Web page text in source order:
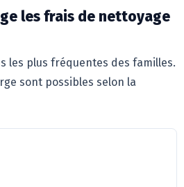
les frais de nettoyage
les plus fréquentes des familles.
sont possibles selon la